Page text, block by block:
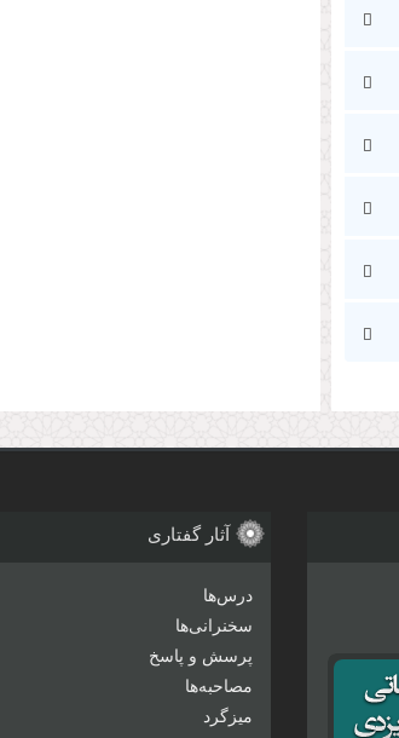
آثار گفتاری
درس‌ها
سخنرانی‌ها
پرسش و پاسخ
مصاحبه‌ها
میزگرد